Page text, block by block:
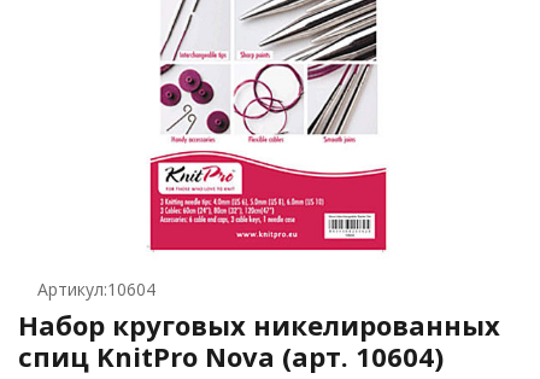
Артикул:10604
Набор круговых никелированных
спиц KnitPro Nova (арт. 10604)